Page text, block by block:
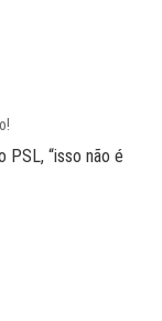
PSL, “isso não é